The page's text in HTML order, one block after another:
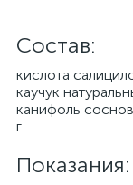
Cостав:
кислота
каучук
канифоль
г.
Показания: